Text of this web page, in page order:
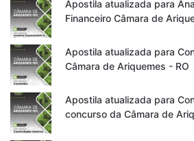
Apostila atualizada para
Financeiro Câmara de
Apostila atualizada para
Câmara de Ariquemes - RO
Apostila atualizada para
concurso da Câmara de